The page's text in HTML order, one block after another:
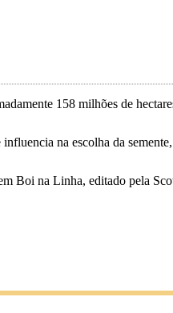
158 milhões de
na escolha da
Boi na Linha, editado pela